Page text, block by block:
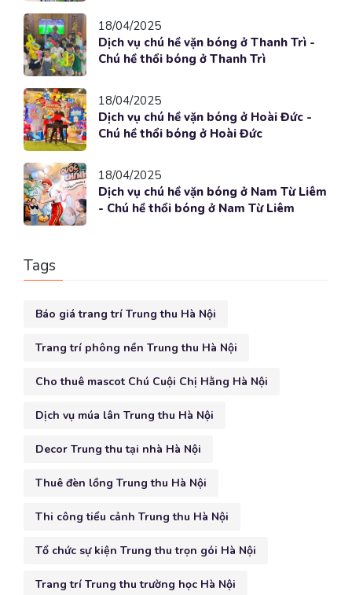
18/04/2025
Dịch vụ chú hề vặn bóng ở Thanh Trì -
Chú hề thổi bóng ở Thanh Trì
18/04/2025
Dịch vụ chú hề vặn bóng ở Hoài Đức -
Chú hề thổi bóng ở Hoài Đức
18/04/2025
Dịch vụ chú hề vặn bóng ở Nam Từ Liêm
- Chú hề thổi bóng ở Nam Từ Liêm
Tags
Báo giá trang trí Trung thu Hà Nội
Trang trí phông nền Trung thu Hà Nội
Cho thuê mascot Chú Cuội Chị Hằng Hà Nội
Dịch vụ múa lân Trung thu Hà Nội
Decor Trung thu tại nhà Hà Nội
Thuê đèn lồng Trung thu Hà Nội
Thi công tiểu cảnh Trung thu Hà Nội
Tổ chức sự kiện Trung thu trọn gói Hà Nội
Trang trí Trung thu trường học Hà Nội